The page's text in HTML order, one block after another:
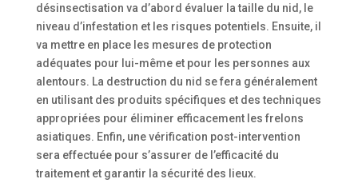
désinsectisation va d’abord évaluer la taille du nid, le
niveau d’infestation et les risques potentiels. Ensuite, il
va mettre en place les mesures de protection
adéquates pour lui-même et pour les personnes aux
alentours. La destruction du nid se fera généralement
en utilisant des produits spécifiques et des techniques
appropriées pour éliminer efficacement les frelons
asiatiques. Enfin, une vérification post-intervention
sera effectuée pour s’assurer de l’efficacité du
traitement et garantir la sécurité des lieux.